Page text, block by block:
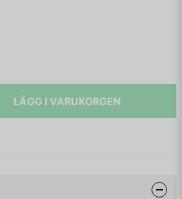
LÄGG I VARUKORGEN